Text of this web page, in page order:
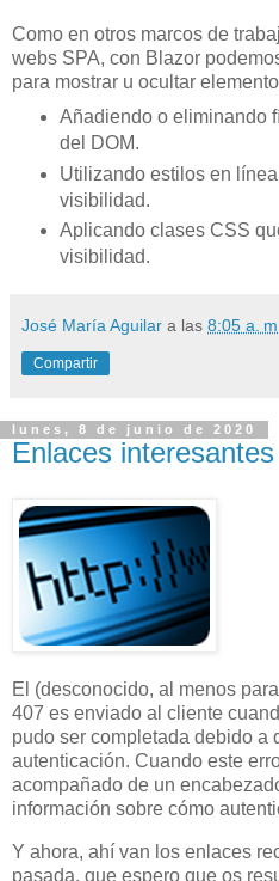
Como en otros marcos de
webs SPA, con Blazor
para mostrar u ocultar
Añadiendo o eliminando
del DOM.
Utilizando estilos en
visibilidad.
Aplicando clases CSS
visibilidad.
José María Aguilar a las 8:05 a.
Compartir
lunes, 8 de junio de 2020
Enlaces
El (desconocido, al menos
407 es enviado al cliente
pudo ser completada debido a
autenticación. Cuando este
acompañado de un
información sobre cómo
Y ahora, ahí van los enlaces
pasada, que espero que os